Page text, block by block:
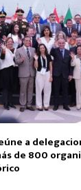
a
de 800